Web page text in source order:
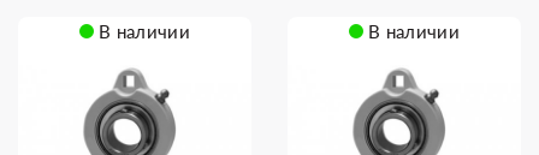
В наличии В наличии